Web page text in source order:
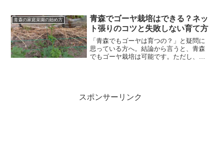
青森の家庭菜園の始め方
青森でゴーヤ栽培はできる？ネッ
ト張りのコツと失敗しない育て方
「青森でもゴーヤは育つの？」と疑問に
思っている方へ。結論から言うと、青森
でもゴーヤ栽培は可能です。ただし、気
スポンサーリンク